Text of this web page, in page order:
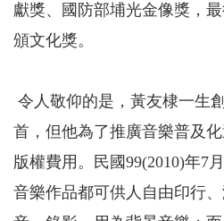
獻獎、國防部埔光金像獎，
頒文化獎。
令人敬仰的是，黃友棣一生
首，但他為了推廣音樂普及
版權費用。民國99(2010)年7
音樂作品都可供人自由印行